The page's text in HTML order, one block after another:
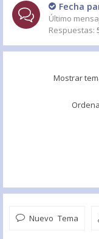
Fecha
Último
Respuestas:
Mostrar
Nuevo Tema